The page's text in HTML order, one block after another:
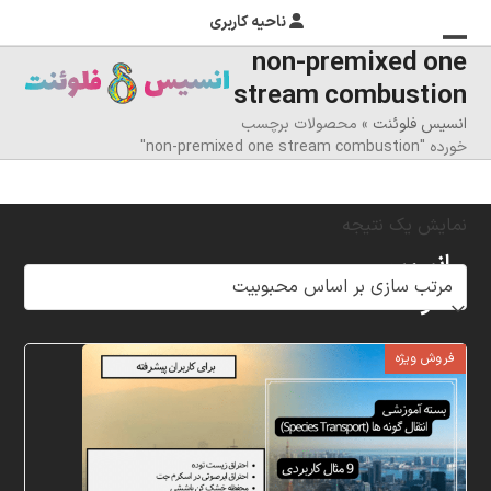
ناحیه کاربری
منوی
موبایل
را
تغییر
دهید
بستن
منوی
موبایل
non-premixed one
stream combustion
انسیس فلوئنت » محصولات برچسب
خورده "non-premixed one stream combustion"
نمایش یک نتیجه
فروش ویژه
انسیس
فلوئنت
شرکت
خلاق
پردازشگران
مهر،
متخصص